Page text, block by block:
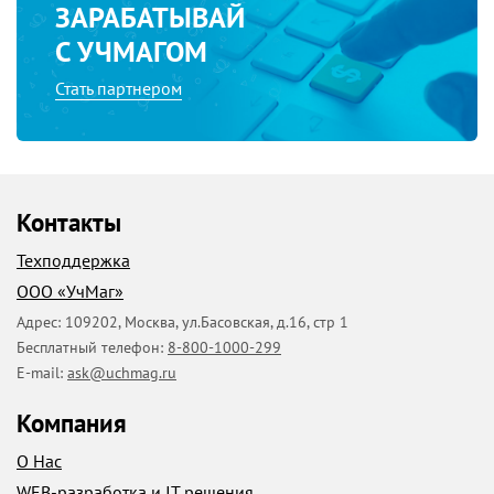
ЗАРАБАТЫВАЙ
С УЧМАГОМ
Стать партнером
Контакты
Техподдержка
ООО «УчМаг»
Адрес: 109202, Москва,ул.Басовская, д.16, стр 1
Бесплатный телефон: 8-800-1000-299
E-mail: ask@uchmag.ru
Компания
О Нас